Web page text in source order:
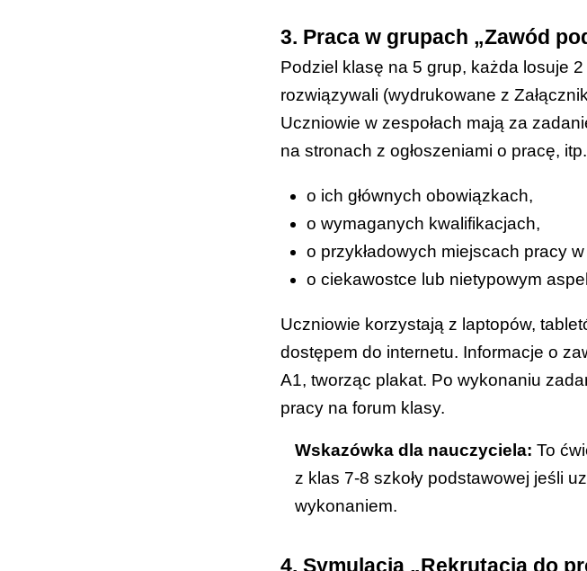
3. Praca w grupach „Zawód
Podziel klasę na 5 grup, każda losuje
rozwiązywali (wydrukowane z
Uczniowie w zespołach mają za
na stronach z ogłoszeniami o pracę,
o ich głównych obowiązkach,
o wymaganych kwalifikacjach,
o przykładowych miejscach pracy
o ciekawostce lub nietypowym
Uczniowie korzystają z laptopów,
dostępem do internetu. Informacje o
A1, tworząc plakat. Po wykonaniu
pracy na forum klasy.
Wskazówka dla nauczyciela: To
z klas 7-8 szkoły podstawowej jeśli
wykonaniem.
4. Symulacja „Rekrutacja do